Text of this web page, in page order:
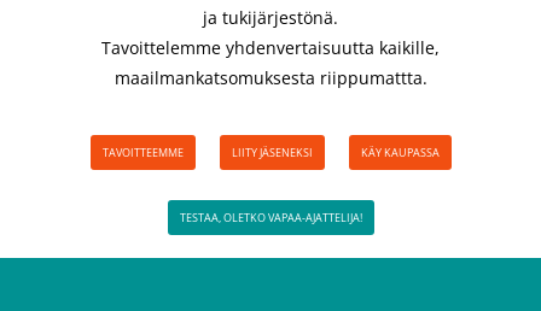
ja tukijärjestönä.
Tavoittelemme yhdenvertaisuutta kaikille,
maailmankatsomuksesta riippumattta.
TAVOITTEEMME LIITY JÄSENEKSI KÄY KAUPASSA
TESTAA, OLETKO VAPAA-AJATTELIJA!